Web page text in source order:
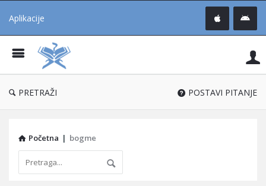
Aplikacije
®
PRETRAŽI POSTAVI PITANJE
Početna | bogme